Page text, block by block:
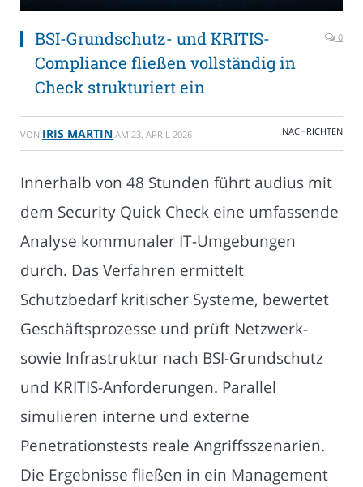
BSI-Grundschutz- und KRITIS-
Compliance fließen vollständig in
Check strukturiert ein
0
VON IRIS MARTIN AM 23. APRIL 2026 NACHRICHTEN
Innerhalb von 48 Stunden führt audius mit
dem Security Quick Check eine umfassende
Analyse kommunaler IT-Umgebungen
durch. Das Verfahren ermittelt
Schutzbedarf kritischer Systeme, bewertet
Geschäftsprozesse und prüft Netzwerk-
sowie Infrastruktur nach BSI-Grundschutz
und KRITIS-Anforderungen. Parallel
simulieren interne und externe
Penetrationstests reale Angriffsszenarien.
Die Ergebnisse fließen in ein Management